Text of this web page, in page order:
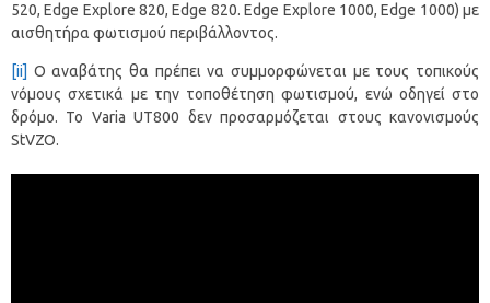
520, Edge Explore 820, Edge 820. Edge Explore 1000, Edge 1000) με
αισθητήρα φωτισμού περιβάλλοντος.
[ii] Ο αναβάτης θα πρέπει να συμμορφώνεται με τους τοπικούς
νόμους σχετικά με την τοποθέτηση φωτισμού, ενώ οδηγεί στο
δρόμο. Το Varia UT800 δεν προσαρμόζεται στους κανονισμούς
StVZO.